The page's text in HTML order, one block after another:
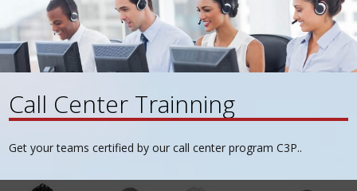
Call Center Trainning
Get your teams certified by our call center program C3P..